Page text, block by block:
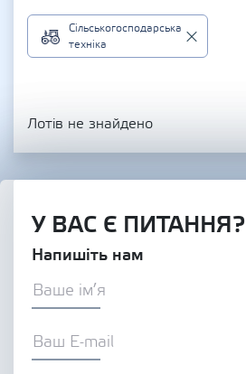
Сільськогосподарська
техніка
Лотів не знайдено
У ВАС Є ПИТАННЯ?
Напишіть нам